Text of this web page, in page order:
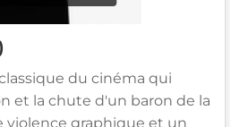
du cinéma qui
et la chute d'un baron de la
violence graphique et un